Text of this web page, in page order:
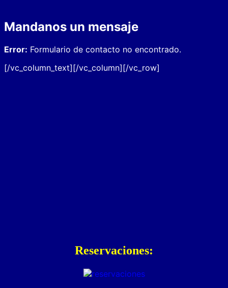
Mandanos un mensaje
Error: Formulario de contacto no encontrado.
[/vc_column_text][/vc_column][/vc_row]
Reservaciones: